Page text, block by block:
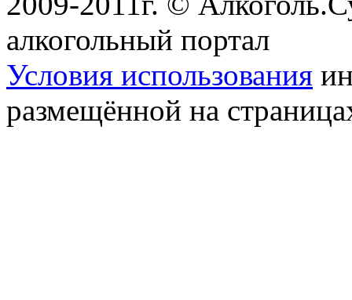
алкогольный портал
Условия использования
размещённой на